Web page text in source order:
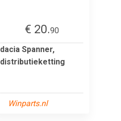
€ 20.90
dacia Spanner,
distributieketting
Winparts.nl